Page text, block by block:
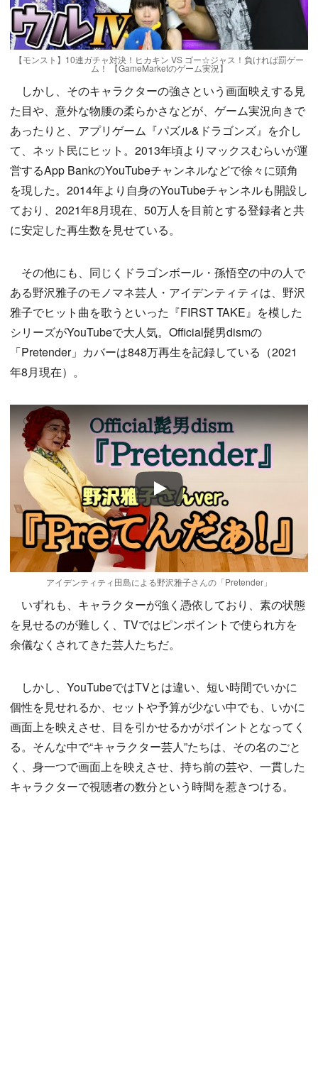
【モンスト】10連ガチャ対決！ヒカキン VS ゴー☆ジャス！負ければ罰ゲー
ム！ 【GameMarketのゲーム実況】
しかし、そのキャラクターの強さという画面映えする見
た目や、意外な物腰の柔らかさなどが、ゲーム実況向きで
あったりと、アプリゲーム『パズル&ドラゴンズ』を介し
て、ネット民にヒット。2013年頃よりマックスむらいが運
営するApp BankのYouTubeチャンネルなどで徐々に頭角
を現した。2014年より自身のYouTubeチャンネルも開設し
ており、2021年8月現在、50万人を目前とする登録者と共
に安定した再生数を見せている。
その他にも、同じくドラゴンボール・孫悟空の中の人で
ある野沢雅子のモノマネ芸人・アイデンティティは、野沢
雅子でヒット曲を歌うといった『FIRST TAKE』を模した
シリーズがYouTubeで大人気。Official髭男dismの
「Pretender」カバーは848万再生を記録している（2021
年8月現在）。
Play
アイデンティティ田島による野沢雅子さんの「Pretender」
いずれも、キャラクターが強く憑依しており、素の状態
を見せるのが難しく、TVではピンポイントで使られ方を
余儀なくされてきた芸人たちだ。
しかし、YouTubeではTVとは違い、短い時間でいかに
個性を見せれるか、セットや予算が少ない中でも、いかに
画面上を映えさせ、目を引かせるかがポイントとなってく
る。 そんな中で“キャラクター芸人”たちは、その名のごと
く、身一つで画面上を映えさせ、持ち前の芸や、一貫した
キャラクターで視聴者の数分という時間を惹きつける。